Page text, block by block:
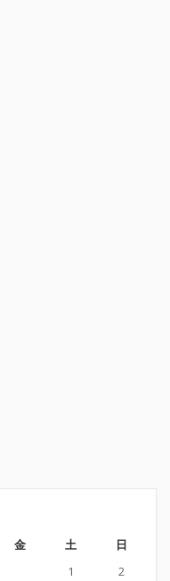
金 土
日
1
2